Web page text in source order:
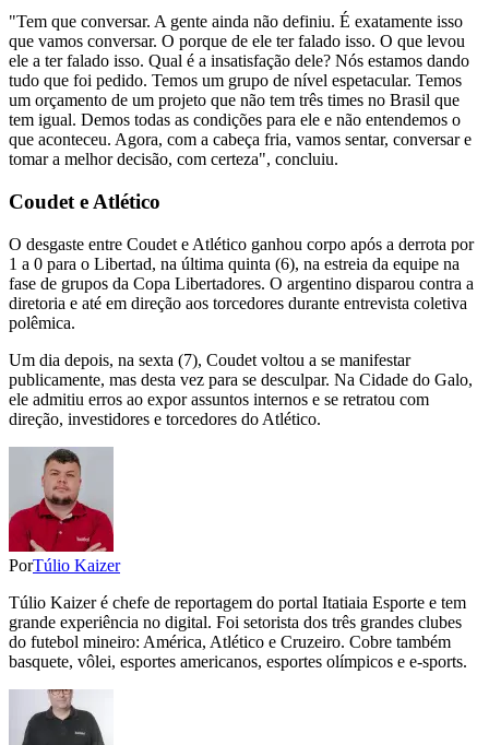
"Tem que conversar. A gente ainda não definiu. É exatamente isso
que vamos conversar. O porque de ele ter falado isso. O que levou
ele a ter falado isso. Qual é a insatisfação dele? Nós estamos dando
tudo que foi pedido. Temos um grupo de nível espetacular. Temos
um orçamento de um projeto que não tem três times no Brasil que
tem igual. Demos todas as condições para ele e não entendemos o
que aconteceu. Agora, com a cabeça fria, vamos sentar, conversar e
tomar a melhor decisão, com certeza", concluiu.
Coudet e Atlético
O desgaste entre Coudet e Atlético ganhou corpo após a derrota por
1 a 0 para o Libertad, na última quinta (6), na estreia da equipe na
fase de grupos da Copa Libertadores. O argentino disparou contra a
diretoria e até em direção aos torcedores durante entrevista coletiva
polêmica.
Um dia depois, na sexta (7), Coudet voltou a se manifestar
publicamente, mas desta vez para se desculpar. Na Cidade do Galo,
ele admitiu erros ao expor assuntos internos e se retratou com
direção, investidores e torcedores do Atlético.
PorTúlio Kaizer
Túlio Kaizer é chefe de reportagem do portal Itatiaia Esporte e tem
grande experiência no digital. Foi setorista dos três grandes clubes
do futebol mineiro: América, Atlético e Cruzeiro. Cobre também
basquete, vôlei, esportes americanos, esportes olímpicos e e-sports.